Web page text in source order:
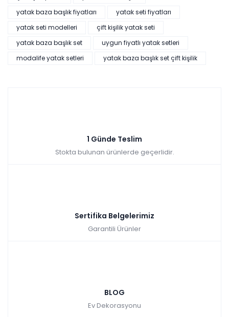
konforlu bir uyku kalitesi sunar.
yatak baza başlık fiyatları
yatak seti fiyatları
yatak seti modelleri
çift kişilik yatak seti
yatak baza başlık set
uygun fiyatlı yatak setleri
modalife yatak setleri
yatak baza başlık set çift kişilik
1 Günde Teslim
Stokta bulunan ürünlerde geçerlidir.
Sertifika Belgelerimiz
Garantili Ürünler
BLOG
Ev Dekorasyonu